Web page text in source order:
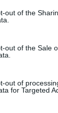
visit or usage
to Google
below specified
out of the
out of the Sale
out of
for Targeted